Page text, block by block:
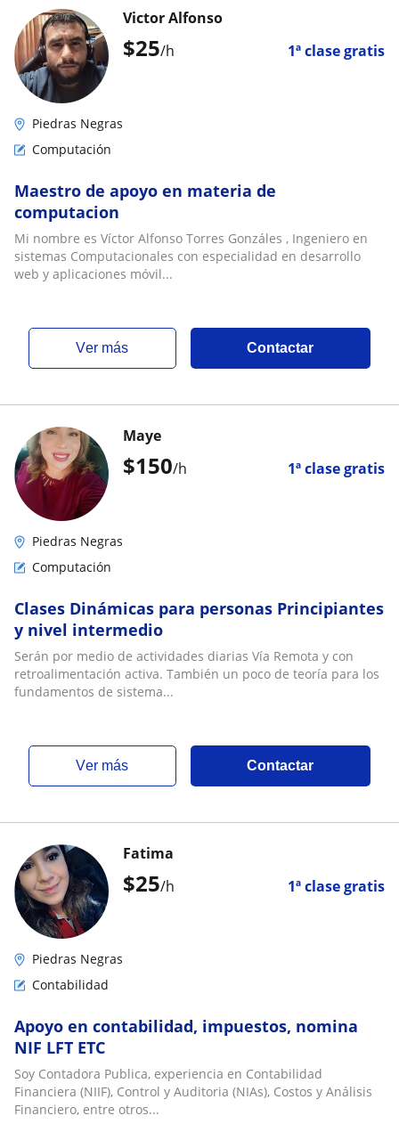
$25/h 1ª clase gratis
Victor Alfonso
Piedras Negras
Computación
Maestro de apoyo en materia de
computacion
Mi nombre es Víctor Alfonso Torres Gonzáles , Ingeniero en
sistemas Computacionales con especialidad en desarrollo
web y aplicaciones móvil...
ver más Contactar
$150/h 1ª clase gratis
Maye
Piedras Negras
Computación
Clases Dinámicas para personas Principiantes
y nivel intermedio
Serán por medio de actividades diarias Vía Remota y con
retroalimentación activa. También un poco de teoría para los
fundamentos de sistema...
ver más Contactar
$25/h 1ª clase gratis
Fatima
Piedras Negras
Contabilidad
Apoyo en contabilidad, impuestos, nomina
NIF LFT ETC
Soy Contadora Publica, experiencia en Contabilidad
Financiera (NIIF), Control y Auditoria (NIAs), Costos y Análisis
Financiero, entre otros...